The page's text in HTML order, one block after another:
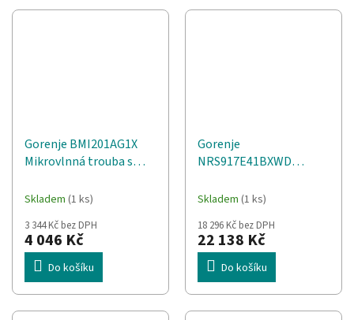
Gorenje BMI201AG1X
Mikrovlnná trouba s
W
Skladem (1 ks)
3 344 Kč bez DPH
4 046 Kč
Do košíku
Gorenje
NRS917E41BXWD
(vedle sebe) Stojací 541 l
Skladem (1 ks)
18 296 Kč bez DPH
22 138 Kč
Do košíku